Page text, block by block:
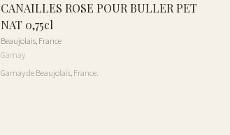
CANAILLES ROSE POUR BULLER PET
NAT 0,75cl
Beaujolais,France
Gamay
Gamay de Beaujolais, France.